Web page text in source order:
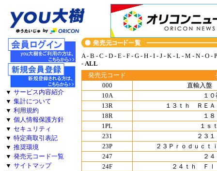
▼ サービス内容紹介
▼ 集計について
▼ 利用規約
▼ 個人情報保護方針
▼ セキュリティ
▼ 特定商取引表記
▼ 推奨環境
▼ 発売元コード一覧
▼ サイトマップ
A- B - C - D - E - F - G - H - I - J - K - L - M - N - O - P
- ALL
発売元コード
000
直輸入盤
10A
１
13R
１３ｔｈ ＲＥ
18R
１
1PL
１ｓ
231
２３
23P
２３Ｐｒｏｄｕｃ
247
２
24F
２４ｔｈ Ｆ